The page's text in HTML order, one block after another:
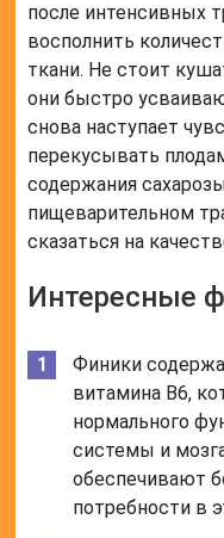
после интенсивных
восполнить
ткани. Не стоит
они быстро
снова наступает
перекусывать
содержания
пищеварительном
сказаться на
Интересные
Финики
витамина B6,
нормального
системы и
обеспечивают
потребности в